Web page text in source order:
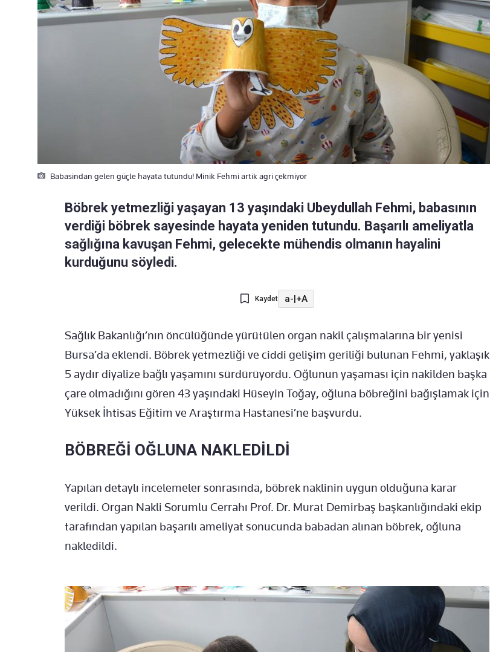
Babasindan gelen güçle hayata tutundu! Minik Fehmi artik agri çekmiyor
Böbrek yetmezliği yaşayan 13 yaşındaki Ubeydullah Fehmi, babasının
verdiği böbrek sayesinde hayata yeniden tutundu. Başarılı ameliyatla
sağlığına kavuşan Fehmi, gelecekte mühendis olmanın hayalini
kurduğunu söyledi.
Kaydet a-|+A
Sağlık Bakanlığı’nın öncülüğünde yürütülen organ nakil çalışmalarına bir yenisi
Bursa’da eklendi. Böbrek yetmezliği ve ciddi gelişim geriliği bulunan Fehmi, yaklaşık
5 aydır diyalize bağlı yaşamını sürdürüyordu. Oğlunun yaşaması için nakilden başka
çare olmadığını gören 43 yaşındaki Hüseyin Toğay, oğluna böbreğini bağışlamak için
Yüksek İhtisas Eğitim ve Araştırma Hastanesi’ne başvurdu.
BÖBREĞİ OĞLUNA NAKLEDİLDİ
Yapılan detaylı incelemeler sonrasında, böbrek naklinin uygun olduğuna karar
verildi. Organ Nakli Sorumlu Cerrahı Prof. Dr. Murat Demirbaş başkanlığındaki ekip
tarafından yapılan başarılı ameliyat sonucunda babadan alınan böbrek, oğluna
nakledildi.